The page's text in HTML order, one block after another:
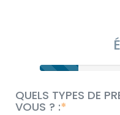
QUELS TYPES DE
VOUS ? :